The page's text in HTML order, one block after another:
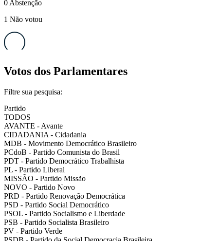
0 Abstenção
1 Não votou
Votos dos Parlamentares
Filtre sua pesquisa:
Partido
TODOS
AVANTE - Avante
CIDADANIA - Cidadania
MDB - Movimento Democrático Brasileiro
PCdoB - Partido Comunista do Brasil
PDT - Partido Democrático Trabalhista
PL - Partido Liberal
MISSÃO - Partido Missão
NOVO - Partido Novo
PRD - Partido Renovação Democrática
PSD - Partido Social Democrático
PSOL - Partido Socialismo e Liberdade
PSB - Partido Socialista Brasileiro
PV - Partido Verde